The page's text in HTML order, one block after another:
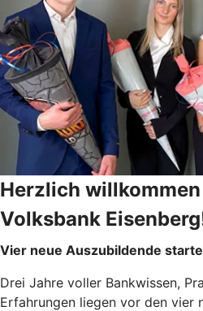
Herzlich
Volksbank
Vier neue Auszubildende
Drei Jahre voller Bankwissen,
Erfahrungen liegen vor den vier